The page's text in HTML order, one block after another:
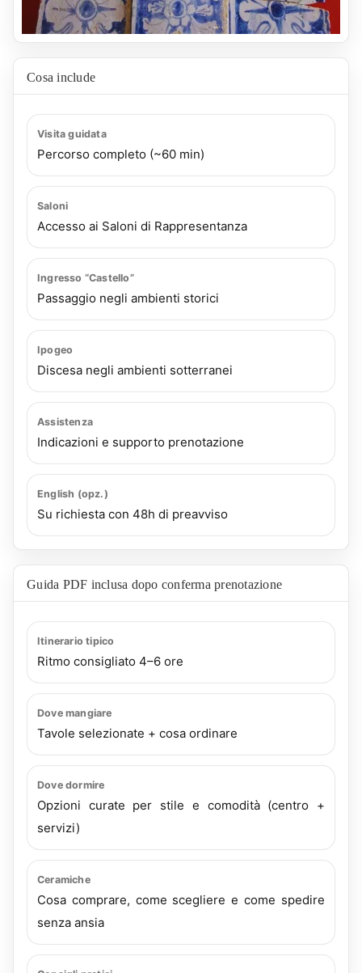
Cosa include
Visita guidata
Percorso completo (~60 min)
Saloni
Accesso ai Saloni di Rappresentanza
Ingresso “Castello”
Passaggio negli ambienti storici
Ipogeo
Discesa negli ambienti sotterranei
Assistenza
Indicazioni e supporto prenotazione
English (opz.)
Su richiesta con 48h di preavviso
Guida PDF inclusa dopo conferma prenotazione
Itinerario tipico
Ritmo consigliato 4–6 ore
Dove mangiare
Tavole selezionate + cosa ordinare
Dove dormire
Opzioni curate per stile e comodità (centro +
servizi)
Ceramiche
Cosa comprare, come scegliere e come spedire
senza ansia